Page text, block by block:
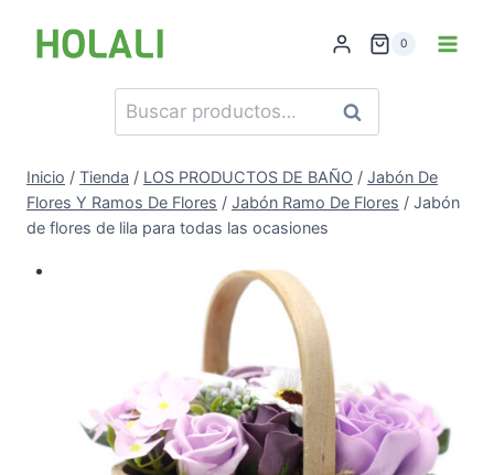
0
Buscar
por:
Buscar
Inicio / Tienda / LOS PRODUCTOS DE BAÑO / Jabón De
Flores Y Ramos De Flores / Jabón Ramo De Flores / Jabón
de flores de lila para todas las ocasiones